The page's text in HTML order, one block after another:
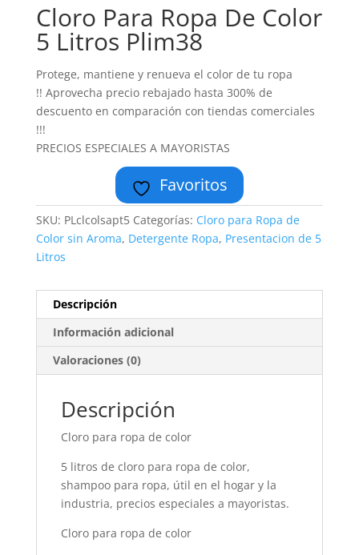
Cloro Para Ropa De Color
5 Litros Plim38
Protege, mantiene y renueva el color de tu ropa
!! Aprovecha precio rebajado hasta 300% de
descuento en comparación con tiendas comerciales
!!!
PRECIOS ESPECIALES A MAYORISTAS
Favoritos
SKU: PLclcolsapt5 Categorías: Cloro para Ropa de
Color sin Aroma, Detergente Ropa, Presentacion de 5
Litros
Descripción
Información adicional
Valoraciones (0)
Descripción
Cloro para ropa de color
5 litros de cloro para ropa de color,
shampoo para ropa, útil en el hogar y la
industria, precios especiales a mayoristas.
Cloro para ropa de color